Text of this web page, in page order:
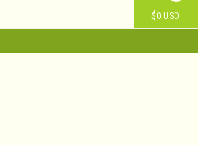
$0 USD